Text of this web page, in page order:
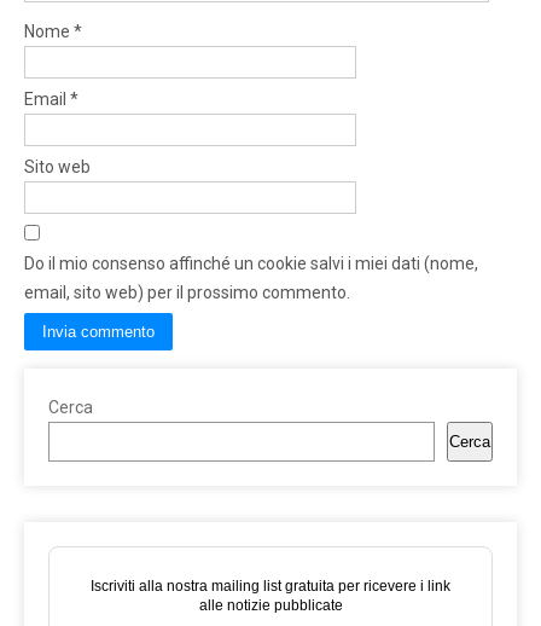
Nome *
Email *
Sito web
Do il mio consenso affinché un cookie salvi i miei dati (nome,
email, sito web) per il prossimo commento.
Cerca
Cerca
Iscriviti alla nostra mailing list gratuita per ricevere i link
alle notizie pubblicate